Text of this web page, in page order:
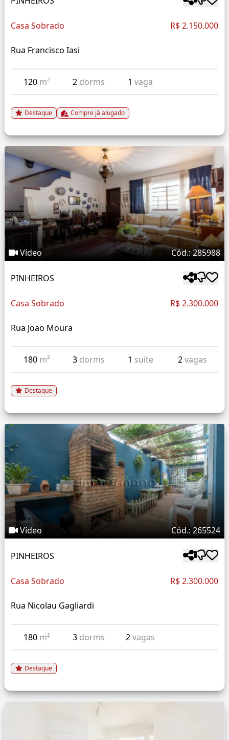
Casa Sobrado R$ 2.150.000
Rua Francisco Iasi
120 m² 2 dorms 1vaga
Destaque Compre já alugado
Vídeo Cód.: 285988
PINHEIROS
Casa Sobrado R$ 2.300.000
Rua Joao Moura
180 m² 3 dorms 1 suíte 2vagas
Destaque
Vídeo Cód.: 265524
PINHEIROS
Casa Sobrado R$ 2.300.000
Rua Nicolau Gagliardi
180 m² 3 dorms 2vagas
Destaque